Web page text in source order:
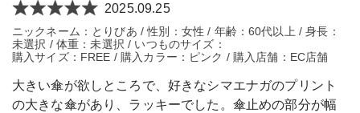
2025.09.25
ニックネーム：とりびあ / 性別：女性 / 年齢：60代以上 / 身長：
未選択 / 体重：未選択 / いつものサイズ：
購入サイズ：FREE / 購入カラー：ピンク / 購入店舗：EC店舗
大きい傘が欲しところで、好きなシマエナガのプリント
の大きな傘があり、ラッキーでした。傘止めの部分が幅